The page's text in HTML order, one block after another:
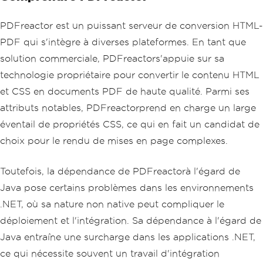
PDFreactor est un puissant serveur de conversion HTML-
PDF qui s'intègre à diverses plateformes. En tant que
solution commerciale, PDFreactors'appuie sur sa
technologie propriétaire pour convertir le contenu HTML
et CSS en documents PDF de haute qualité. Parmi ses
attributs notables, PDFreactorprend en charge un large
éventail de propriétés CSS, ce qui en fait un candidat de
choix pour le rendu de mises en page complexes.
Toutefois, la dépendance de PDFreactorà l'égard de
Java pose certains problèmes dans les environnements
.NET, où sa nature non native peut compliquer le
déploiement et l'intégration. Sa dépendance à l'égard de
Java entraîne une surcharge dans les applications .NET,
ce qui nécessite souvent un travail d'intégration